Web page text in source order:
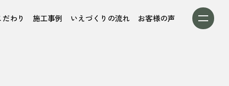
だわり 施工事例 いえづくりの流れ お客様の声